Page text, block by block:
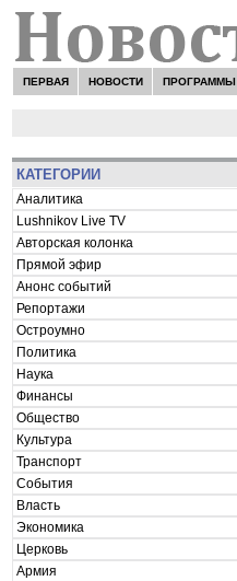
ПЕРВАЯ НОВОСТИ ПРОГРАММЫ
КАТЕГОРИИ
Аналитика
Lushnikov Live TV
Авторская колонка
Прямой эфир
Анонс событий
Репортажи
Остроумно
Политика
Наука
Финансы
Общество
Культура
Транспорт
События
Власть
Экономика
Церковь
Армия